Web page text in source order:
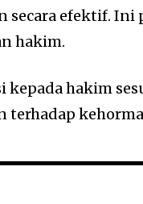
secara efektif.
hakim.
kepada hakim
terhadap